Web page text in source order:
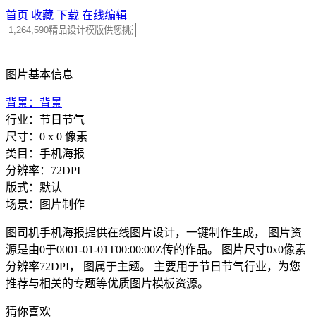
首页 收藏 下载 在线编辑
图片基本信息
背景：背景
行业：节日节气
尺寸：0 x 0 像素
类目：手机海报
分辨率：72DPI
版式：默认
场景：图片制作
图司机手机海报提供在线图片设计，一键制作生成， 图片资
源是由0于0001-01-01T00:00:00Z传的作品。 图片尺寸0x0像素
分辨率72DPI， 图属于主题。 主要用于节日节气行业，为您
推荐与相关的专题等优质图片模板资源。
猜你喜欢